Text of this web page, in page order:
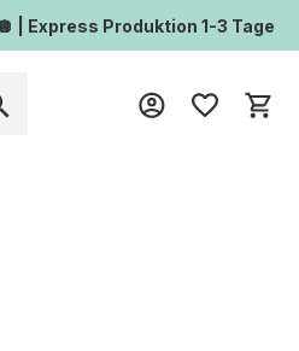
| Express Produktion 1-3 Tage